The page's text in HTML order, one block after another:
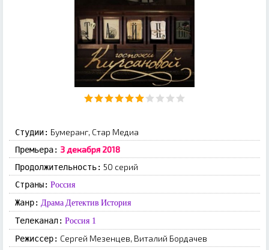
Студии: Бумеранг, Стар Медиа
Премьера: 3 декабря 2018
Продолжительность: 50 серий
Страны: Россия
Жанр: Драма Детектив История
Телеканал: Россия 1
Режиссер: Сергей Мезенцев, Виталий Бордачев